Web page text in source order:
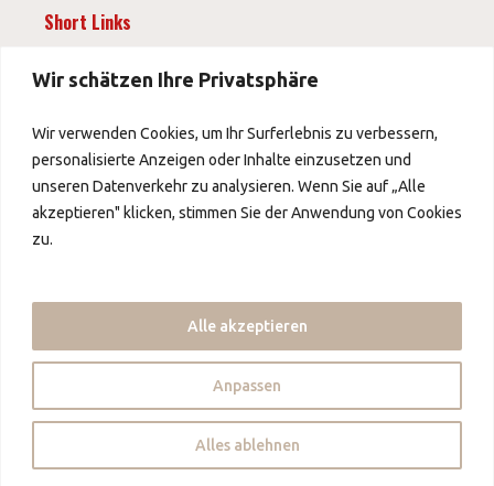
Wir schätzen Ihre Privatsphäre
Wir verwenden Cookies, um Ihr Surferlebnis zu verbessern,
personalisierte Anzeigen oder Inhalte einzusetzen und
unseren Datenverkehr zu analysieren. Wenn Sie auf „Alle
akzeptieren" klicken, stimmen Sie der Anwendung von Cookies
zu.
Anpassen
Alles ablehnen
Alle akzeptieren
Short Links
News
Impressum
AGB
Datenschutz
Über uns
Partner
Copyright © 2026 - China Foods Alliance - mybow